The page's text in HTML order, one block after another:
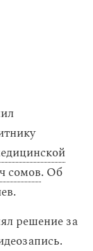
сомов. Об
решение за